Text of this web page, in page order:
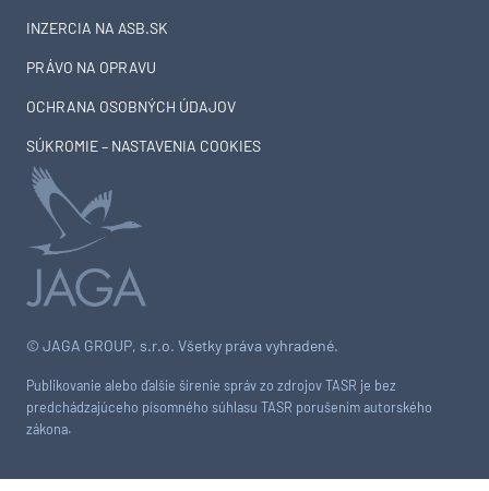
© JAGA GROUP, s.r.o. Všetky práva vyhradené.
Publikovanie alebo ďalšie šírenie správ zo zdrojov TASR je bez
predchádzajúceho písomného súhlasu TASR porušením autorského
zákona.
INZERCIA NA ASB.SK
PRÁVO NA OPRAVU
OCHRANA OSOBNÝCH ÚDAJOV
SÚKROMIE – NASTAVENIA COOKIES